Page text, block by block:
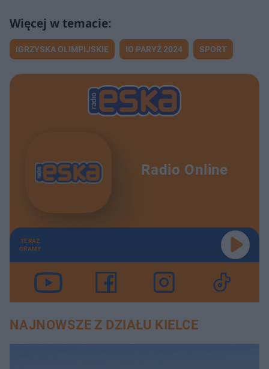
IGRZYSKA OLIMPIJSKIE IO PARYŻ 2024 SPORT
Radio Online
TERAZ
GRAMY
NAJNOWSZE Z DZIAŁU KIELCE